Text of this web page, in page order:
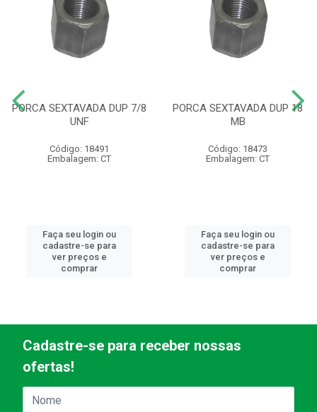
PORCA SEXTAVADA DUP 7/8
UNF
Código: 18491
Embalagem: CT
Faça seu login ou
cadastre-se para
ver preços e
comprar
PORCA SEXTAVADA DUP 18
MB
Código: 18473
Embalagem: CT
Faça seu login ou
cadastre-se para
ver preços e
comprar
Cadastre-se para receber nossas
ofertas!